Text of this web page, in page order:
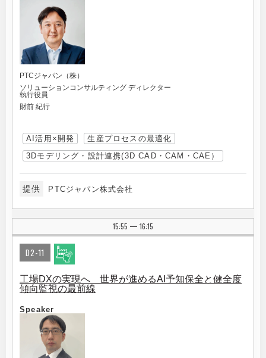
PTCジャパン（株）
ソリューションコンサルティング ディレクター
執行役員
財前 紀行
AI活用×開発
生産プロセスの最適化
3Dモデリング・設計連携(3D CAD・CAM・CAE）
提供 PTCジャパン株式会社
15:55 | 16:15
D2-11
工場DXの実現へ 世界が進めるAI予知保全と健全度
傾向監視の最前線
Speaker